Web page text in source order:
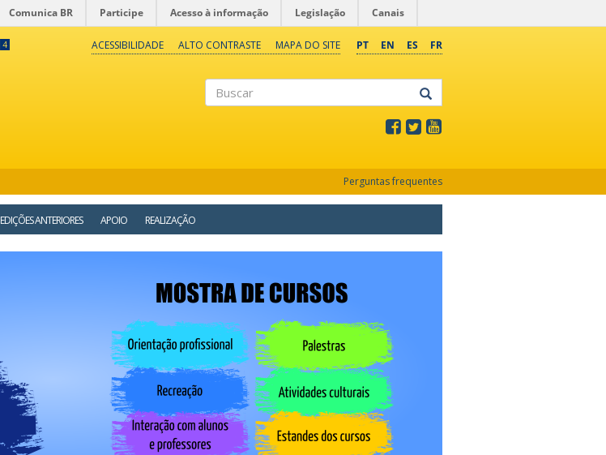
Comunica BR Participe Acesso à informação Legislação Canais
4 PT EN ES FR
ACESSIBILIDADE ALTO CONTRASTE MAPA DO SITE
Perguntas frequentes
EDIÇÕES ANTERIORES APOIO REALIZAÇÃO